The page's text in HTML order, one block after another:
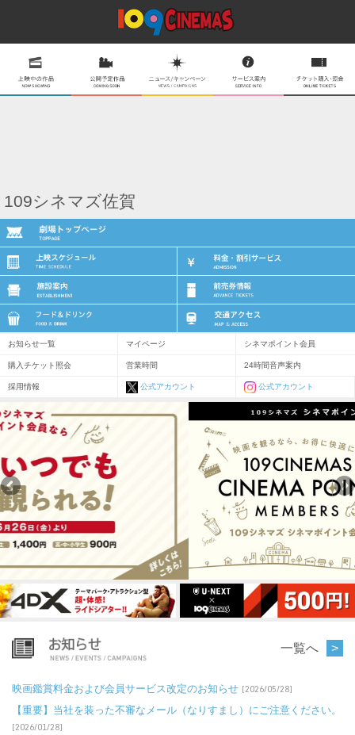
109シネマズ佐賀
お知らせ一覧 マイページ シネマポイント会員
購入チケット照会 営業時間 24時間音声案内
採用情報 公式アカウント 公式アカウント
一覧へ
映画鑑賞料金および会員サービス改定のお知らせ [2026/05/28]
【重要】当社を装った不審なメール（なりすまし）にご注意ください。
[2026/01/28]